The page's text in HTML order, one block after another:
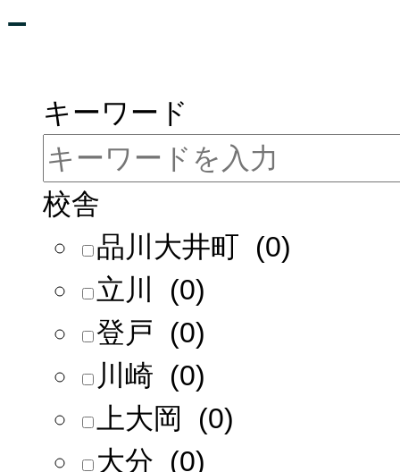
–
キーワード
校舎
品川大井町 (0)
立川 (0)
登戸 (0)
川崎 (0)
上大岡 (0)
大分 (0)